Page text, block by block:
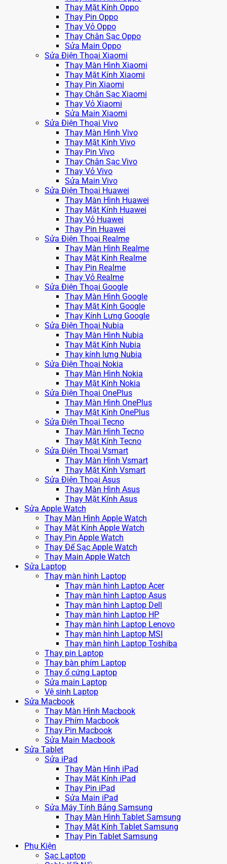
Thay Mặt Kính Oppo
Thay Pin Oppo
Thay Vỏ Oppo
Thay Chân Sạc Oppo
Sửa Main Oppo
Sửa Điện Thoại Xiaomi
Thay Màn Hình Xiaomi
Thay Mặt Kính Xiaomi
Thay Pin Xiaomi
Thay Chân Sạc Xiaomi
Thay Vỏ Xiaomi
Sửa Main Xiaomi
Sửa Điện Thoại Vivo
Thay Màn Hình Vivo
Thay Mặt Kính Vivo
Thay Pin Vivo
Thay Chân Sạc Vivo
Thay Vỏ Vivo
Sửa Main Vivo
Sửa Điện Thoại Huawei
Thay Màn Hình Huawei
Thay Mặt Kính Huawei
Thay Vỏ Huawei
Thay Pin Huawei
Sửa Điện Thoại Realme
Thay Màn Hình Realme
Thay Mặt Kính Realme
Thay Pin Realme
Thay Vỏ Realme
Sửa Điện Thoại Google
Thay Màn Hình Google
Thay Mặt Kính Google
Thay Kính Lưng Google
Sửa Điện Thoại Nubia
Thay Màn Hình Nubia
Thay Mặt Kính Nubia
Thay kính lưng Nubia
Sửa Điện Thoại Nokia
Thay Màn Hình Nokia
Thay Mặt Kính Nokia
Sửa Điện Thoại OnePlus
Thay Màn Hình OnePlus
Thay Mặt Kính OnePlus
Sửa Điện Thoại Tecno
Thay Màn Hình Tecno
Thay Mặt Kính Tecno
Sửa Điện Thoại Vsmart
Thay Màn Hình Vsmart
Thay Mặt Kính Vsmart
Sửa Điện Thoại Asus
Thay Màn Hình Asus
Thay Mặt Kính Asus
Sửa Apple Watch
Thay Màn Hình Apple Watch
Thay Mặt Kính Apple Watch
Thay Pin Apple Watch
Thay Đế Sạc Apple Watch
Thay Main Apple Watch
Sửa Laptop
Thay màn hình Laptop
Thay màn hình Laptop Acer
Thay màn hình Laptop Asus
Thay màn hình Laptop Dell
Thay màn hình Laptop HP
Thay màn hình Laptop Lenovo
Thay màn hình Laptop MSI
Thay màn hình Laptop Toshiba
Thay pin Laptop
Thay bàn phím Laptop
Thay ổ cứng Laptop
Sửa main Laptop
Vệ sinh Laptop
Sửa Macbook
Thay Màn Hình Macbook
Thay Phím Macbook
Thay Pin Macbook
Sửa Main Macbook
Sửa Tablet
Sửa iPad
Thay Màn Hình iPad
Thay Mặt Kính iPad
Thay Pin iPad
Sửa Main iPad
Sửa Máy Tính Bảng Samsung
Thay Màn Hình Tablet Samsung
Thay Mặt Kính Tablet Samsung
Thay Pin Tablet Samsung
Phụ Kiện
Sạc Laptop